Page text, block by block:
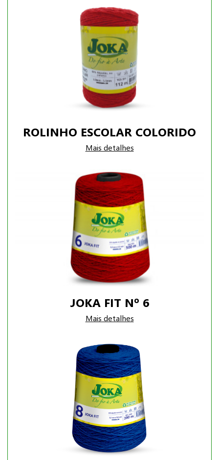
ROLINHO ESCOLAR COLORIDO
Mais detalhes
JOKA FIT Nº 6
Mais detalhes